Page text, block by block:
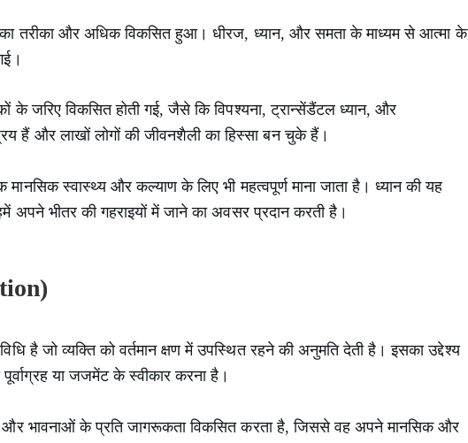
का तरीका और अधिक विकसित हुआ। धीरज, ध्यान, और समता के माध्यम से आत्मा के
के जरिए विकसित होती गई, जैसे कि विपश्यना, ट्रान्सेंडैंटल ध्यान, और
हैं और लाखों लोगों की जीवनशैली का हिस्सा बन चुके हैं।
स्वास्थ्य और कल्याण के लिए भी महत्वपूर्ण माना जाता है। ध्यान की यह
अपने भीतर की गहराइयों में जाने का अवसर प्रदान करती है।
है जो व्यक्ति को वर्तमान क्षण में उपस्थित रहने की अनुमति देती है। इसका उद्देश्य
या जजमेंट के स्वीकार करना है।
और भावनाओं के प्रति जागरूकता विकसित करता है, जिससे वह अपने मानसिक और